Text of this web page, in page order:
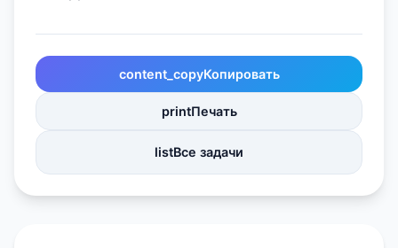
content_copyКопировать
printПечать
listВсе задачи